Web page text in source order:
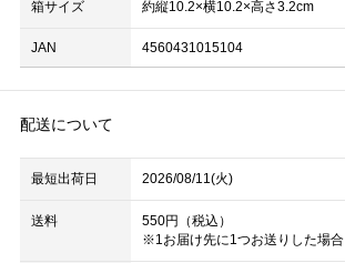
箱サイズ 約縦10.2×横10.2×高さ3.2cm
JAN 4560431015104
配送について
最短出荷日 2026/08/11(火)
送料
550円（税込）
※1お届け先に1つお送りした場合